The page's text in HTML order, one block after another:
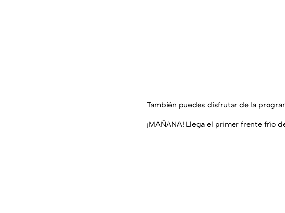
También puedes disfrutar de la
¡MAÑANA! Llega el primer frente frío